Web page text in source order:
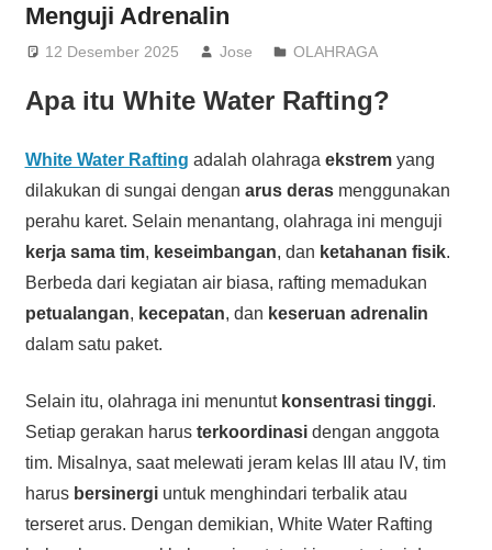
Menguji Adrenalin
12 Desember 2025 Jose OLAHRAGA
Apa itu White Water Rafting?
White Water Rafting adalah olahraga ekstremyang
dilakukan di sungai dengan arus derasmenggunakan
perahu karet. Selain menantang, olahraga ini menguji
kerja sama tim, keseimbangan, dan ketahanan fisik.
Berbeda dari kegiatan air biasa, rafting memadukan
petualangan, kecepatan, dan keseruan adrenalin
dalam satu paket.
Selain itu, olahraga ini menuntut konsentrasi tinggi.
Setiap gerakan harus terkoordinasidengan anggota
tim. Misalnya, saat melewati jeram kelas III atau IV, tim
harus bersinergiuntuk menghindari terbalik atau
terseret arus. Dengan demikian, White Water Rafting